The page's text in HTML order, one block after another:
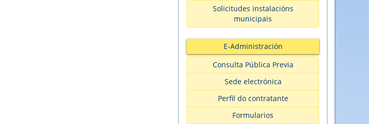
Solicitudes instalacións
municipais
E-Administración
Consulta Pública Previa
Sede electrónica
Perfil do contratante
Formularios